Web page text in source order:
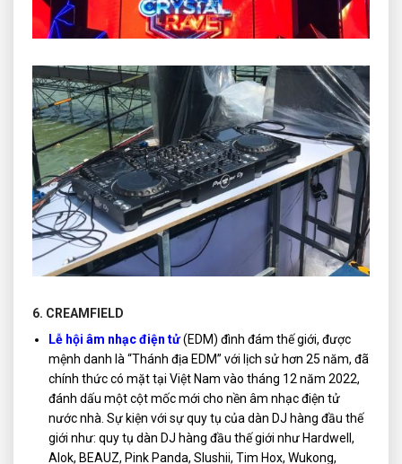
6. CREAMFIELD
Lễ hội âm nhạc điện tử(EDM) đình đám thế giới, được
mệnh danh là “Thánh địa EDM” với lịch sử hơn 25 năm, đã
chính thức có mặt tại Việt Nam vào tháng 12 năm 2022,
đánh dấu một cột mốc mới cho nền âm nhạc điện tử
nước nhà. Sự kiện với sự quy tụ của dàn DJ hàng đầu thế
giới như: quy tụ dàn DJ hàng đầu thế giới như Hardwell,
Alok, BEAUZ, Pink Panda, Slushii, Tim Hox, Wukong,